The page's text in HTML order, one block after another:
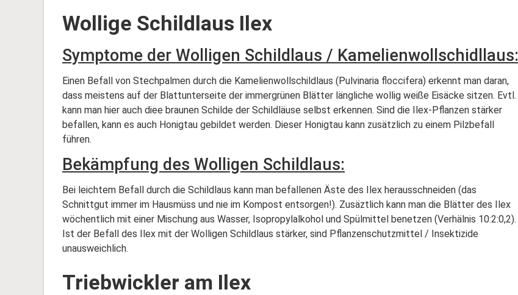
Wollige Schildlaus Ilex
Symptome der Wolligen Schildlaus / Kamelienwollschidllaus:
Einen Befall von Stechpalmen durch die Kamelienwollschildlaus (Pulvinaria floccifera) erkennt man daran,
dass meistens auf der Blattunterseite der immergrünen Blätter längliche wollig weiße Eisäcke sitzen. Evtl.
kann man hier auch diee braunen Schilde der Schildläuse selbst erkennen. Sind die Ilex-Pflanzen stärker
befallen, kann es auch Honigtau gebildet werden. Dieser Honigtau kann zusätzlich zu einem Pilzbefall
führen.
Bekämpfung des Wolligen Schildlaus:
Bei leichtem Befall durch die Schildlaus kann man befallenen Äste des Ilex herausschneiden (das
Schnittgut immer im Hausmüss und nie im Kompost entsorgen!). Zusäztlich kann man die Blätter des Ilex
wöchentlich mit einer Mischung aus Wasser, Isopropylalkohol und Spülmittel benetzen (Verhälnis 10:2:0,2).
Ist der Befall des Ilex mit der Wolligen Schildlaus stärker, sind Pflanzenschutzmittel / Insektizide
unausweichlich.
Triebwickler am Ilex